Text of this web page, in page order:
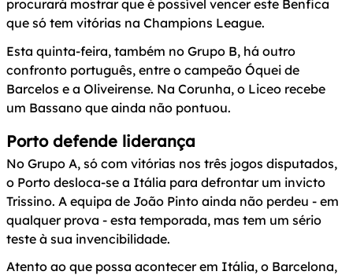
procurará mostrar que é possível vencer este Benfica
que só tem vitórias na Champions League.
Esta quinta-feira, também no Grupo B, há outro
confronto português, entre o campeão Óquei de
Barcelos e a Oliveirense. Na Corunha, o Liceo recebe
um Bassano que ainda não pontuou.
Porto defende liderança
No Grupo A, só com vitórias nos três jogos disputados,
o Porto desloca-se a Itália para defrontar um invicto
Trissino. A equipa de João Pinto ainda não perdeu - em
qualquer prova - esta temporada, mas tem um sério
teste à sua invencibilidade.
Atento ao que possa acontecer em Itália, o Barcelona,